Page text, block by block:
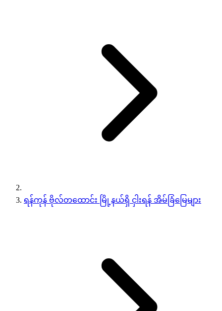
ရန်ကုန် ဗိုလ်တထောင်း မြို့နယ်ရှိ ငှါးရန် အိမ်ခြံမြေများ